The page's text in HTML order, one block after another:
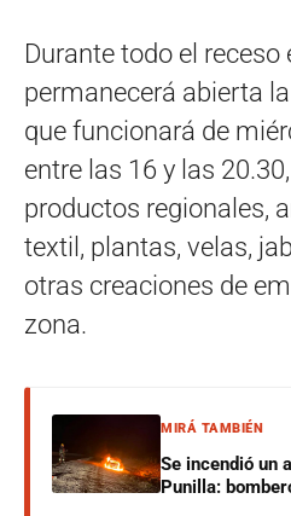
Durante todo el
permanecerá abierta
que funcionará de
entre las 16 y las
productos regionales,
textil, plantas, velas,
otras creaciones de
zona.
MIRÁ TAMBIÉN
Se incendió un
Punilla: